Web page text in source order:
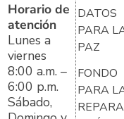
Horario de
atención
Lunes a
viernes
8:00 a.m. –
6:00 p.m.
Sábado,
DATOS
PARA
PAZ
FONDO
PARA